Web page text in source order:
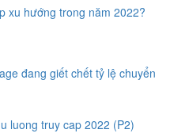
xu hướng trong năm 2022?
đang giết chết tỷ lệ chuyển